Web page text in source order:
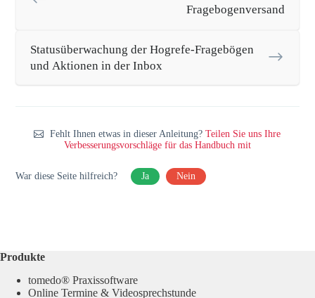
Fragebogenversand
Statusüberwachung der Hogrefe-Fragebögen
und Aktionen in der Inbox
Fehlt Ihnen etwas in dieser Anleitung?Teilen Sie uns Ihre
Verbesserungsvorschläge für das Handbuch mit
War diese Seite hilfreich? Ja Nein
Produkte
tomedo® Praxissoftware
Online Termine & Videosprechstunde